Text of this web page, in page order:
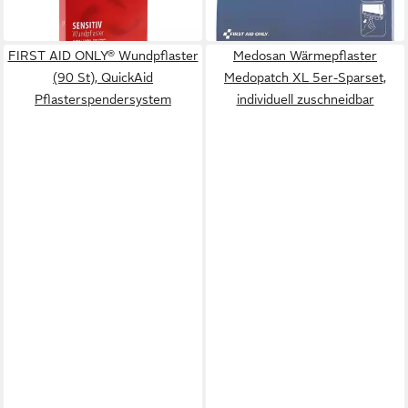
Stück/Packung
in 5-6 Werktagen bei dir
in 2-3 Werktagen bei dir
FIRST AID ONLY® Wundpflaster
(90 St), QuickAid
Pflasterspendersystem
Medosan Wärmepflaster
Medopatch XL 5er-Sparset,
individuell zuschneidbar